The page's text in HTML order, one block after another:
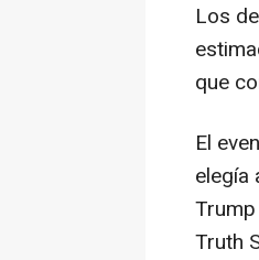
Los
que
El
elegía
Truth